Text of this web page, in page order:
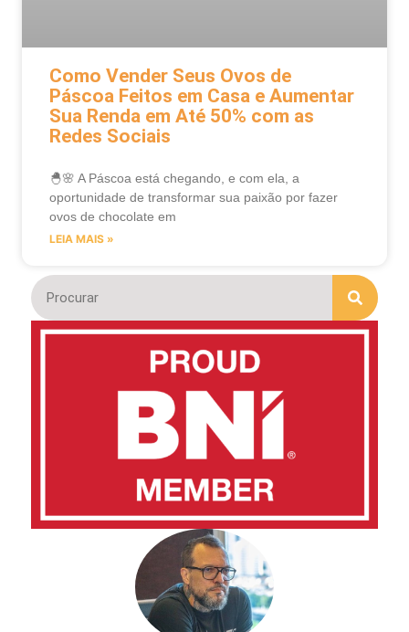
Como Vender Seus Ovos de
Páscoa Feitos em Casa e Aumentar
Sua Renda em Até 50% com as
Redes Sociais
🐣🌸 A Páscoa está chegando, e com ela, a
oportunidade de transformar sua paixão por fazer
ovos de chocolate em
LEIA MAIS »